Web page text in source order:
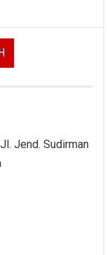
Jend. Sudirman